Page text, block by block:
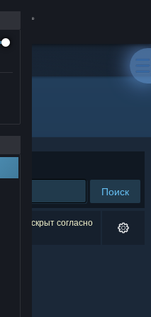
Поиск
скрыт согласно